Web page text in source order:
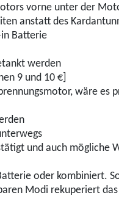
vorne unter der
anstatt des
Batterie
werden
9 und 10 €]
wäre es
und auch mögliche
oder kombiniert.
Modi rekuperiert